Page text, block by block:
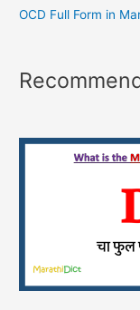
OCD Full Form in